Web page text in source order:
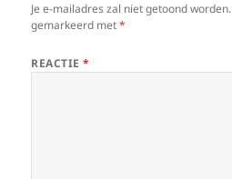
Je e-mailadres zal niet getoond worden.
gemarkeerd met*
REACTIE*